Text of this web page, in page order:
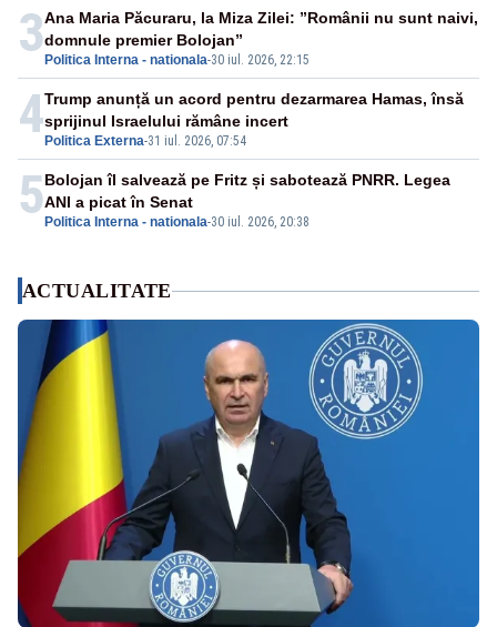
3 Politica Interna - nationala-30 iul. 2026, 22:15
Ana Maria Păcuraru, la Miza Zilei: ”Românii nu sunt naivi,
domnule premier Bolojan”
4 Politica Externa-31 iul. 2026, 07:54
Trump anunță un acord pentru dezarmarea Hamas, însă
sprijinul Israelului rămâne incert
5 Politica Interna - nationala-30 iul. 2026, 20:38
Bolojan îl salvează pe Fritz și sabotează PNRR. Legea
ANI a picat în Senat
ACTUALITATE